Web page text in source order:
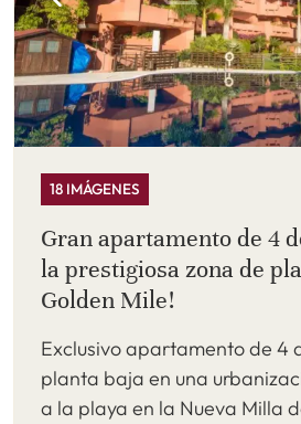
18 IMÁGENES
Gran apartamento de 4
la prestigiosa zona de
Golden Mile!
Exclusivo apartamento de 4
planta baja en una
a la playa en la Nueva Milla